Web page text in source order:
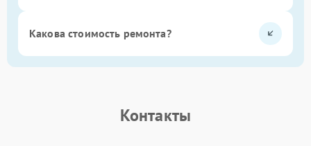
Какова стоимость ремонта?
Контакты